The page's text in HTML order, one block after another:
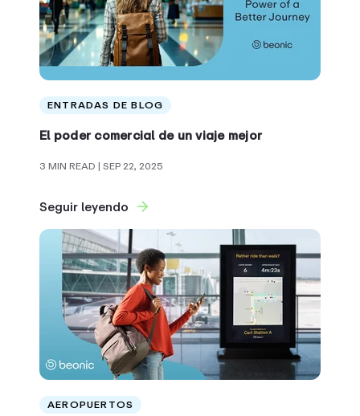
ENTRADAS DE BLOG
El poder comercial de un viaje mejor
3 MIN READ | SEP 22, 2025
Seguir leyendo
AEROPUERTOS